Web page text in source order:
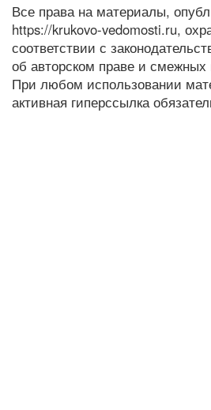
Все права на материалы,
https://krukovo-vedomosti.ru,
соответствии с
об авторском праве и смежных
При любом использовании
активная гиперссылка